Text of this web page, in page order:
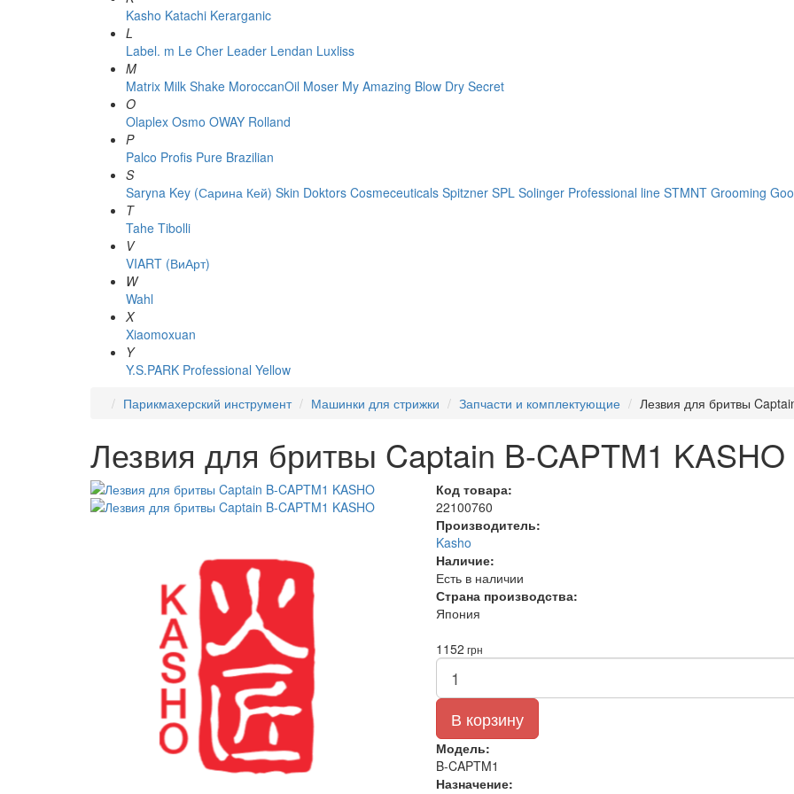
Kasho Katachi Kerarganic
L
Label. m Le Cher Leader Lendan Luxliss
M
Matrix Milk Shake MoroccanOil Moser My Amazing Blow Dry Secret
O
Olaplex Osmo OWAY Rolland
P
Palco Profis Pure Brazilian
S
Saryna Key (Сарина Кей) Skin Doktors Cosmeceuticals Spitzner SPL Solinger Professional line STMNT Grooming
T
Tahe Tibolli
V
VIART (ВиАрт)
W
Wahl
X
Xiaomoxuan
Y
Y.S.PARK Professional Yellow
Парикмахерский инструмент
Машинки для стрижки Запчасти и комплектующие Лезвия для бритвы
Лезвия для бритвы Captain B-CAPTM1 KASHO
Код товара:
22100760
Производитель:
Kasho
Наличие:
Есть в наличии
Страна производства:
Япония
1152 грн
В корзину
Модель:
B-CAPTM1
Назначение: